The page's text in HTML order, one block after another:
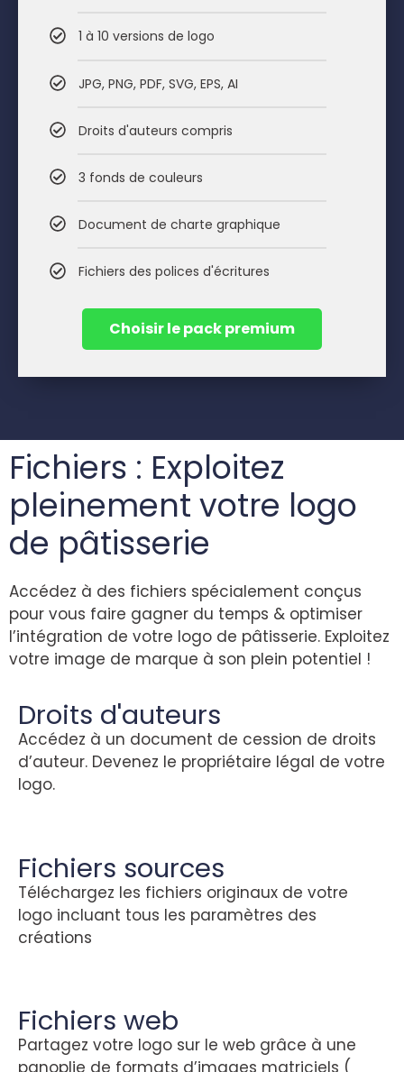
1 à 10 versions de logo
JPG, PNG, PDF, SVG, EPS, AI
Droits d'auteurs compris
3 fonds de couleurs
Document de charte graphique
Fichiers des polices d'écritures
Choisir le pack premium
Fichiers : Exploitez
pleinement votre logo
de pâtisserie
Accédez à des fichiers spécialement conçus
pour vous faire gagner du temps & optimiser
l’intégration de votre logo de pâtisserie. Exploitez
votre image de marque à son plein potentiel !
Droits d'auteurs
Accédez à un document de cession de droits
d’auteur. Devenez le propriétaire légal de votre
logo.
Fichiers sources
Téléchargez les fichiers originaux de votre
logo incluant tous les paramètres des
créations
Fichiers web
Partagez votre logo sur le web grâce à une
panoplie de formats d’images matriciels (